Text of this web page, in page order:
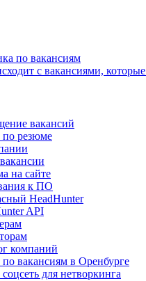
по вакансиям
с вакансиями,
вакансий
резюме
на сайте
к ПО
HeadHunter
API
компаний
вакансиям в Оренбурге
для нетворкинга